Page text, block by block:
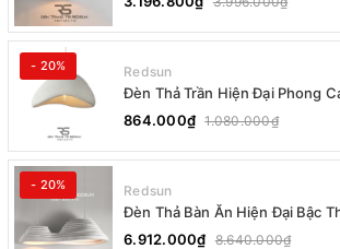
- 20% Redsun
Đèn Thả Trần Hiện Đại Phong
sabi CDT-T036 Dáng A
864.000₫ 1.080.000₫
- 20% Redsun
Đèn Thả Bàn Ăn Hiện Đại Bậc
Cách Nhật Bản Wabi-sabi DC-
6.912.000₫ 8.640.000₫